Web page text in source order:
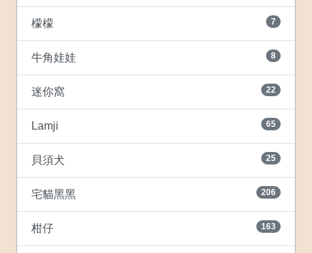
檬檬 7
牛角娃娃 8
迷你窩 22
Lamji 65
貝須犬 25
宅貓黑黑 206
柑仔 163